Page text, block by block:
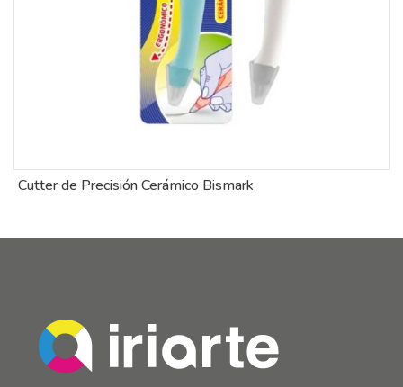
Cutter de Precisión Cerámico Bismark